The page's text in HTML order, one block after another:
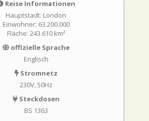
Reise Informationen
Hauptstadt: London
Einwohner: 63.200.000
Fläche: 243.610 km²
offizielle Sprache
Englisch
Stromnetz
230V, 50Hz
Steckdosen
BS 1363